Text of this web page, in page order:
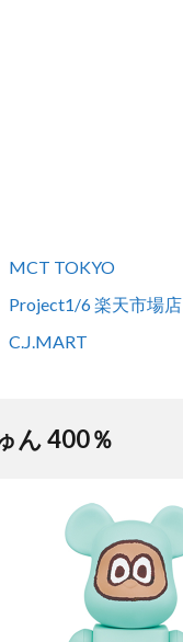
MCT TOKYO
Project1/6 楽天市場店
C.J.MART
ん 400％